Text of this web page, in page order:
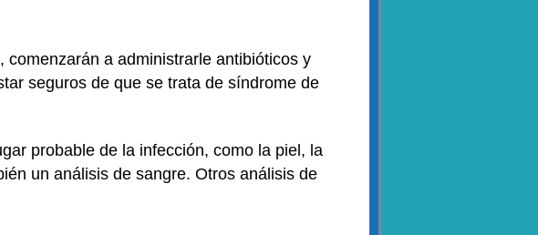
a administrarle antibióticos y
seguros de que se trata de síndrome de
probable de la infección, como la piel, la
un análisis de sangre. Otros análisis de